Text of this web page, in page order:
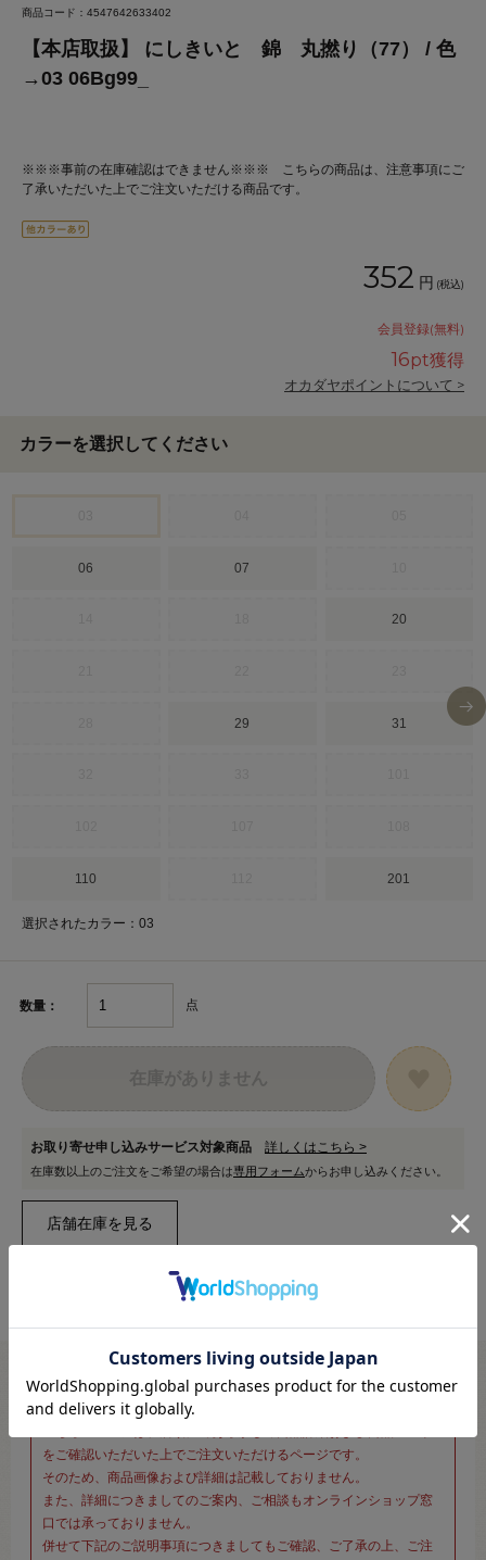
商品コード：4547642633402
【本店取扱】 にしきいと 錦 丸撚り（77） / 色
→03 06Bg99_
※※※事前の在庫確認はできません※※※ こちらの商品は、注意事項にご
了承いただいた上でご注文いただける商品です。
352 円 (税込)
会員登録(無料)
16pt獲得
オカダヤポイントについて >
カラーを選択してください
06 07
20
29 31
110 201
選択されたカラー：03
数量： 点
在庫がありません
お取り寄せ申し込みサービス対象商品 詳しくはこちら >
在庫数以上のご注文をご希望の場合は専用フォームからお申し込みください。
※新宿オカダヤ本店お取り扱い商品のご注文専用ページです※
をご確認いただいた上でご注文いただけるページです。
そのため、商品画像および詳細は記載しておりません。
また、詳細につきましてのご案内、ご相談もオンラインショップ窓
口では承っておりません。
併せて下記のご説明事項につきましてもご確認、ご了承の上、ご注